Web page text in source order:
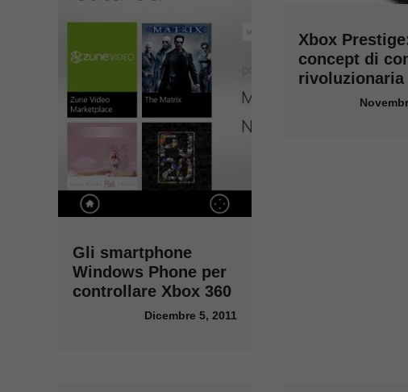
Gli smartphone
Windows Phone per
controllare Xbox 360
Dicembre 5, 2011
Xbox
concept di
rivoluzionaria